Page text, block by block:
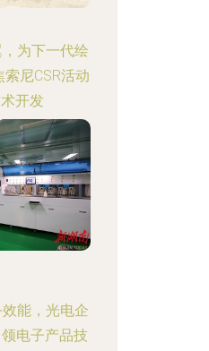
为下一代绘
尼CSR活动
开发
能，光电企
电子产品技